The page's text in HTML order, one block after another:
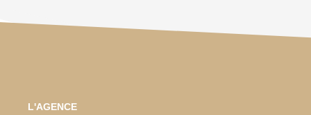
L'AGENCE